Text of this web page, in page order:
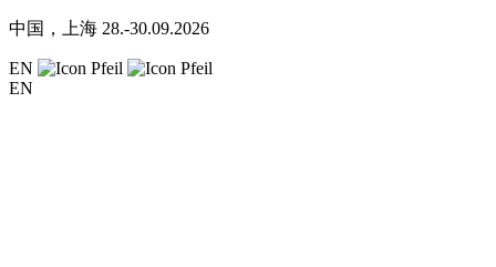
中国，上海 28.-30.09.2026
EN
EN